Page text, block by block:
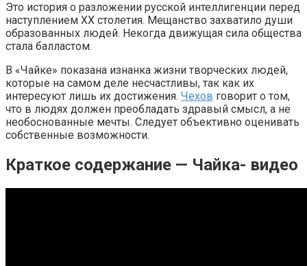
Это история о разложении русской интеллигенции перед
наступлением XX столетия. Мещанство захватило души
образованных людей. Некогда движущая сила общества
стала балластом.
В «Чайке» показана изнанка жизни творческих людей,
которые на самом деле несчастливы, так как их
интересуют лишь их достижения. Чехов говорит о том,
что в людях должен преобладать здравый смысл, а не
необоснованные мечты. Следует объективно оценивать
собственные возможности.
Краткое содержание — Чайка- видео